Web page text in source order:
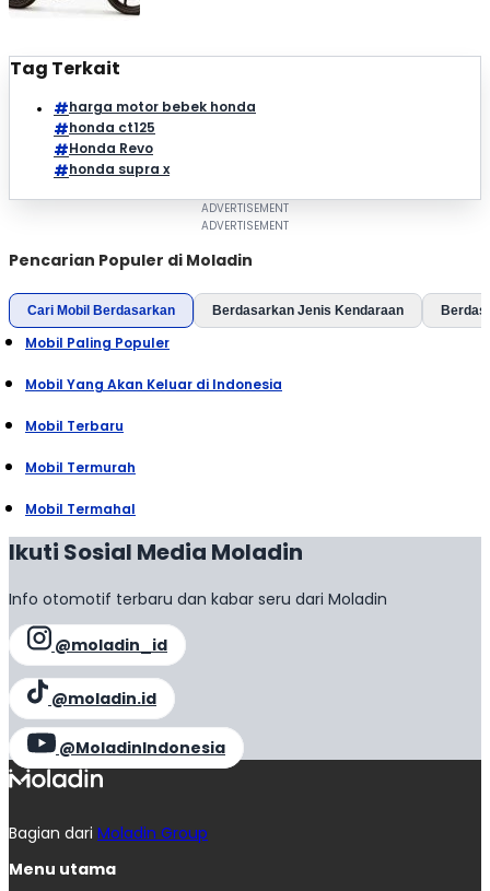
Tag Terkait
harga motor bebek honda
honda ct125
Honda Revo
honda supra x
Pencarian Populer di Moladin
Cari Mobil Berdasarkan Berdasarkan Jenis Kendaraan
Mobil Paling Populer
Mobil Yang Akan Keluar di Indonesia
Mobil Terbaru
Mobil Termurah
Mobil Termahal
Ikuti Sosial Media Moladin
Info otomotif terbaru dan kabar seru dari Moladin
@moladin_id
@moladin.id
@MoladinIndonesia
Bagian dari Moladin Group
Menu utama